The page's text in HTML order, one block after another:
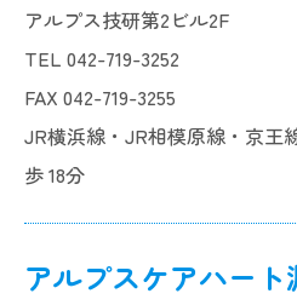
アルプス技研第2ビル2F
TEL 042-719-3252
FAX 042-719-3255
JR横浜線・JR相模原線・京王
歩 18分
アルプスケアハート